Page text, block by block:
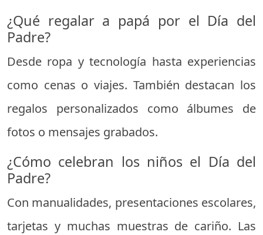
¿Qué regalar a papá por el Día del
Padre?
Desde ropa y tecnología hasta experiencias
como cenas o viajes. También destacan los
regalos personalizados como álbumes de
fotos o mensajes grabados.
¿Cómo celebran los niños el Día del
Padre?
Con manualidades, presentaciones escolares,
tarjetas y muchas muestras de cariño. Las